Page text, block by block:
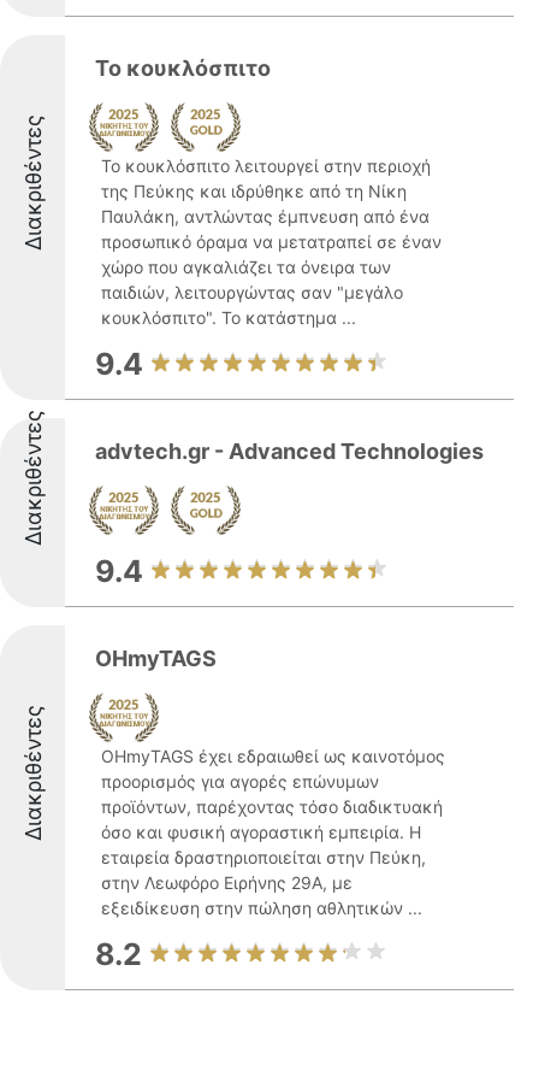
Διακριθέντες
Το κουκλόσπιτο
Το κουκλόσπιτο λειτουργεί στην περιοχή
της Πεύκης και ιδρύθηκε από τη Νίκη
Παυλάκη, αντλώντας έμπνευση από ένα
προσωπικό όραμα να μετατραπεί σε έναν
χώρο που αγκαλιάζει τα όνειρα των
παιδιών, λειτουργώντας σαν "μεγάλο
κουκλόσπιτο". Το κατάστημα ...
9.4
Διακριθέντες advtech.gr - Advanced Technologies
9.4
Διακριθέντες
OHmyTAGS
OHmyTAGS έχει εδραιωθεί ως καινοτόμος
προορισμός για αγορές επώνυμων
προϊόντων, παρέχοντας τόσο διαδικτυακή
όσο και φυσική αγοραστική εμπειρία. Η
εταιρεία δραστηριοποιείται στην Πεύκη,
στην Λεωφόρο Ειρήνης 29Α, με
εξειδίκευση στην πώληση αθλητικών ...
8.2